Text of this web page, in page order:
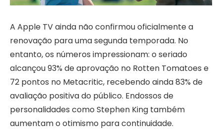
A Apple TV ainda não confirmou oficialmente a
renovação para uma segunda temporada. No
entanto, os números impressionam: o seriado
alcançou 93% de aprovação no Rotten Tomatoes e
72 pontos no Metacritic, recebendo ainda 83% de
avaliação positiva do público. Endossos de
personalidades como Stephen King também
aumentam o otimismo para continuidade.